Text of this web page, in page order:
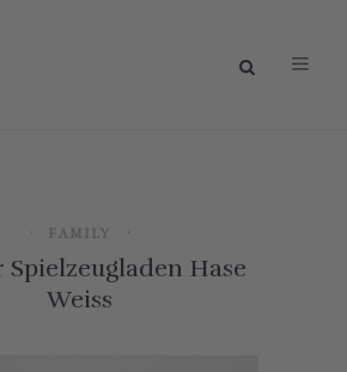
FAMILY
Hase
Weiss